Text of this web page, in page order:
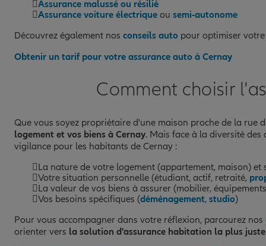
Assurance malussé ou résilié
Assurance voiture électrique ou semi-autonome
Découvrez également nos conseils auto pour optimiser
Obtenir un tarif pour votre assurance auto à Cernay
Comment choisir
Que vous soyez propriétaire d'une maison proche de la rue
logement et vos biens à Cernay. Mais face à la diversité
vigilance pour les habitants de Cernay :
La nature de votre logement (appartement, maison) et
Votre situation personnelle (étudiant, actif, retraité,
La valeur de vos biens à assurer (mobilier,
Vos besoins spécifiques (déménagement, studio)
Pour vous accompagner dans votre réflexion, parcourez nos
orienter vers la solution d'assurance habitation la plus